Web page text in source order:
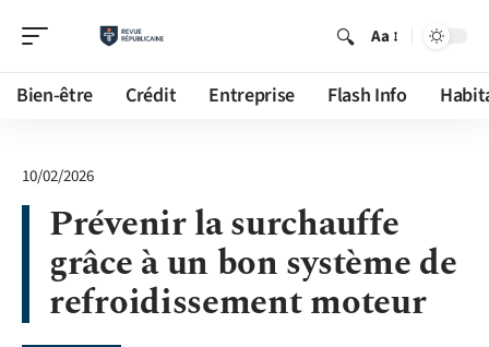
Aa
Bien-être Crédit Entreprise Flash Info
10/02/2026
Prévenir la surchauffe
grâce à un bon système de
refroidissement moteur